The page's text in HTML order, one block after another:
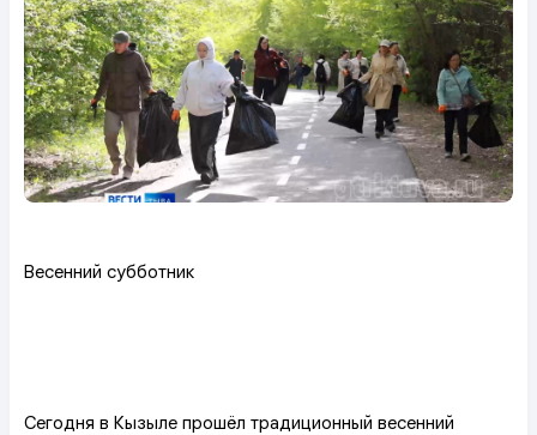
Весенний субботник
Сегодня в Кызыле прошёл традиционный весенний